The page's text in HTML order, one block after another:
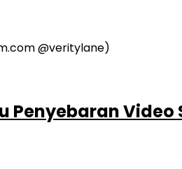
Penyebaran